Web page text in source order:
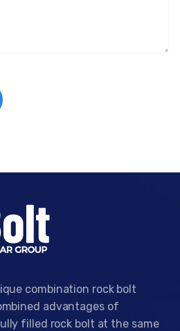
combination rock bolt
advantages of
filled rock bolt at the same